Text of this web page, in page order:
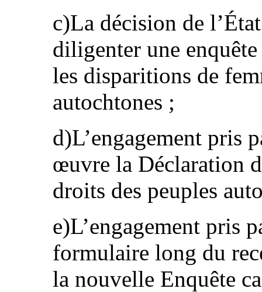
c)La décision de
diligenter une
les disparitions de
autochtones ;
d)L’engagement pris
œuvre la Déclaration
droits des peuples
e)L’engagement pris
formulaire long du
la nouvelle Enquête